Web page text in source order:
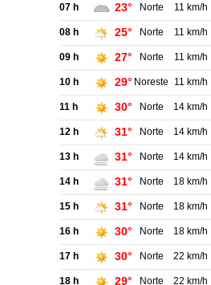
07 h 23° Norte 11 km/h
08 h 25° Norte 11 km/h
09 h 27° Norte 11 km/h
10 h 29° Noreste 11 km/h
11 h 30° Norte 14 km/h
12 h 31° Norte 14 km/h
13 h 31° Norte 14 km/h
14 h 31° Norte 18 km/h
15 h 31° Norte 18 km/h
16 h 30° Norte 18 km/h
17 h 30° Norte 22 km/h
18 h 29° Norte 22 km/h